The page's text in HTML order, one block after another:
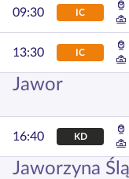
09:30 IC
13:30 IC
Jawor
16:40 KD
Jaworzyna